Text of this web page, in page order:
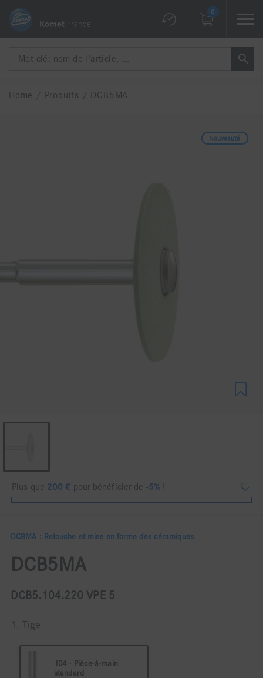
0
Home / Produits / DCB5MA
Nouveauté
Plus que 200 € pour bénéficier de-5%!
DCBMA : Retouche et mise en forme des céramiques
DCB5MA
DCB5.104.220 VPE 5
1. Tige
104 - Pièce-à-main
standard